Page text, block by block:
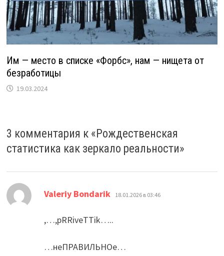
Им — место в списке «Форбс», нам — нищета от
безработицы
19.03.2024
3 комментария к «Рождественская
статистика как зеркало реальности»
Valeriy Bondarik 18.01.2026 в 03:46
,…,pRRiveTTik…..
…неПРАВИЛЬНОе…